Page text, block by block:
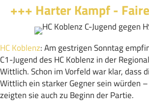
+++ Harter Kampf -
HC Koblenz:Am gestrigen Sonntag
C1-Jugend des HC Koblenz in der
Wittlich. Schon im Vorfeld war klar, dass
Wittlich ein starker Gegner sein würden
zeigten sie auch zu Beginn der Partie.